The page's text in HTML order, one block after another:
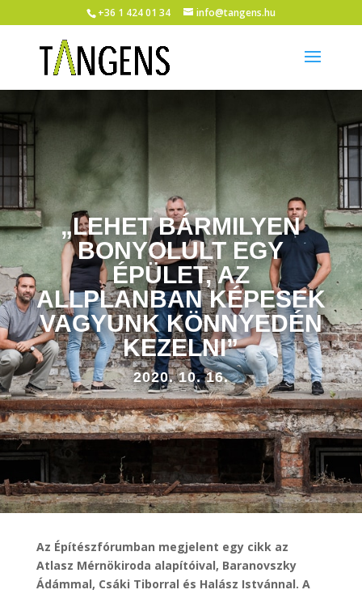
+36 1 424 01 34 info@tangens.hu
„LEHET BÁRMILYEN
BONYOLULT EGY
ÉPÜLET, AZ
ALLPLANBAN KÉPESEK
VAGYUNK KÖNNYEDÉN
KEZELNI”
2020. 10. 16.
Az Építészfórumban megjelent egy cikk az
Atlasz Mérnökiroda alapítóival, Baranovszky
Ádámmal, Csáki Tiborral és Halász Istvánnal. A